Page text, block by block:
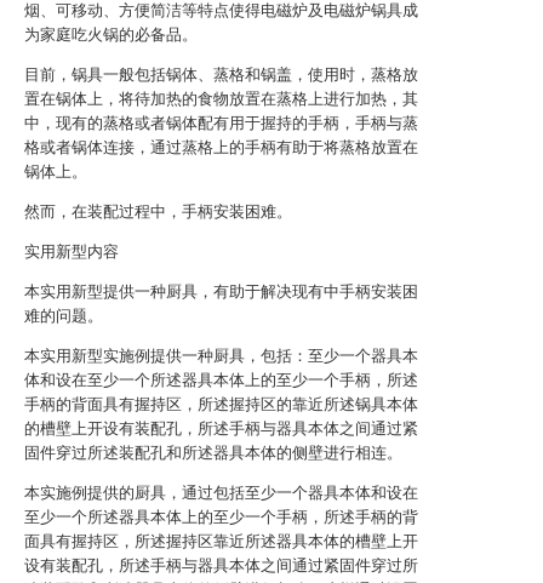
烟、可移动、方便简洁等特点使得电磁炉及电磁炉锅具成
为家庭吃火锅的必备品。
目前，锅具一般包括锅体、蒸格和锅盖，使用时，蒸格放
置在锅体上，将待加热的食物放置在蒸格上进行加热，其
中，现有的蒸格或者锅体配有用于握持的手柄，手柄与蒸
格或者锅体连接，通过蒸格上的手柄有助于将蒸格放置在
锅体上。
然而，在装配过程中，手柄安装困难。
实用新型内容
本实用新型提供一种厨具，有助于解决现有中手柄安装困
难的问题。
本实用新型实施例提供一种厨具，包括：至少一个器具本
体和设在至少一个所述器具本体上的至少一个手柄，所述
手柄的背面具有握持区，所述握持区的靠近所述锅具本体
的槽壁上开设有装配孔，所述手柄与器具本体之间通过紧
固件穿过所述装配孔和所述器具本体的侧壁进行相连。
本实施例提供的厨具，通过包括至少一个器具本体和设在
至少一个所述器具本体上的至少一个手柄，所述手柄的背
面具有握持区，所述握持区靠近所述器具本体的槽壁上开
设有装配孔，所述手柄与器具本体之间通过紧固件穿过所